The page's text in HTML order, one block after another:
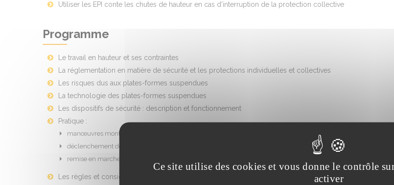
Utiliser les EPI conte les chutes de hauteur en cas d'interruption de la protection collective
Programme
Le travail en hauteur et ses contraintes
La réglementation en matière de sécurité et les protections individuelles et collectives
Les risques dus aux plates-formes suspendues
La technologie des plates-formes suspendues
Les dispositifs de sécurité : description et fonctionnement
Pratique :
manœuvres montée / descente
déclenchement de certains dispositifs de sécurité
remise en marche après incident
Les règles et consignes d'utilisation des plates-formes suspendues
Ce site utilise des cookies et vous donne le contrôle
activer